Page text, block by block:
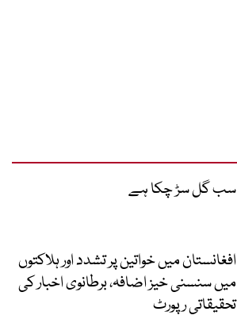
سب گل سڑ چکا ہے
افغانستان میں خواتین پر تشدد اور ہلاکتوں
میں سنسنی خیز اضافہ، برطانوی اخبار کی
تحقیقاتی رپورٹ